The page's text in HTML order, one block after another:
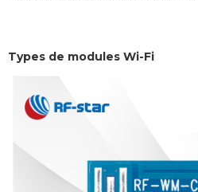
Types de modules Wi-Fi